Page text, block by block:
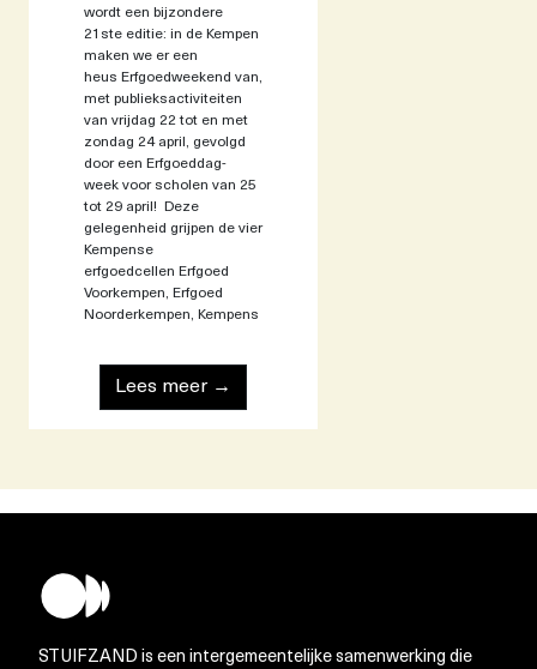
wordt een bijzondere
21ste editie: in de Kempen
maken we er een
heus Erfgoedweekend van,
met publieksactiviteiten
van vrijdag 22 tot en met
zondag 24 april, gevolgd
door een Erfgoeddag-
week voor scholen van 25
tot 29 april! Deze
gelegenheid grijpen de vier
Kempense
erfgoedcellen Erfgoed
Voorkempen, Erfgoed
Noorderkempen, Kempens
Lees meer →
STUIFZAND is een intergemeentelijke samenwerking die